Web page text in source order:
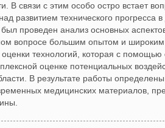
В связи с этим особо остро встает
развитием технического прогресса
проведен анализ основных
вопросе большим опытом и
технологий, которая с помощью
оценке потенциальных
В результате работы
медицинских материалов,